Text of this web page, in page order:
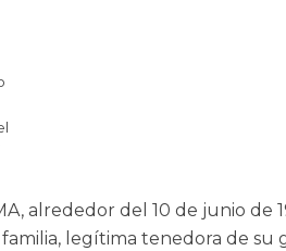
alrededor del 10 de junio de
legítima tenedora de su